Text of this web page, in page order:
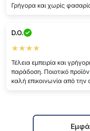
Γρήγορα και χωρίς
D.O.
★★★★
Τέλεια εμπειρία και
παράδοση. Ποιοτικό προϊόν
καλή επικοινωνία από την